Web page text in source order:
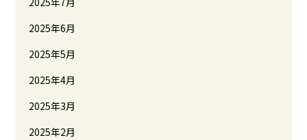
2025年6月
2025年5月
2025年4月
2025年3月
2025年2月